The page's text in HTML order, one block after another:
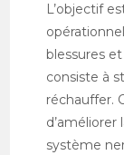
L’objectif
blessures
consiste à
réchauffer.
d’améliorer
système